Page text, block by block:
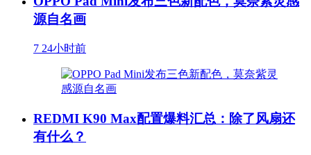
源自名画
7 24小时前
REDMI K90 Max配置爆料汇总：除了风扇还
有什么？